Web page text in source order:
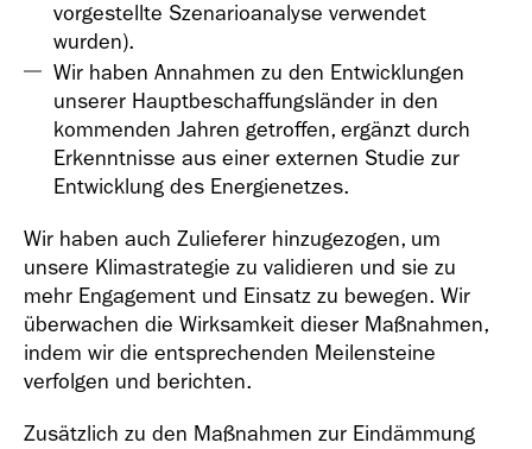
Geschäfts­bericht
2020
Geschäfts­bericht
2019
vorgestellte Szenarioanalyse verwendet
wurden).
Wir haben Annahmen zu den Entwicklungen
unserer Hauptbeschaffungsländer in den
kommenden Jahren getroffen, ergänzt durch
Erkenntnisse aus einer externen Studie zur
Entwicklung des Energienetzes.
Wir haben auch Zulieferer hinzugezogen, um
unsere Klimastrategie zu validieren und sie zu
mehr Engagement und Einsatz zu bewegen. Wir
überwachen die Wirksamkeit dieser Maßnahmen,
indem wir die entsprechenden Meilensteine
verfolgen und berichten.
Zusätzlich zu den Maßnahmen zur Eindämmung